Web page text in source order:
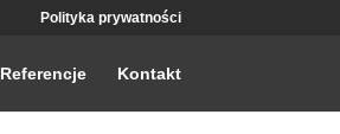
Polityka prywatności
Referencje Kontakt